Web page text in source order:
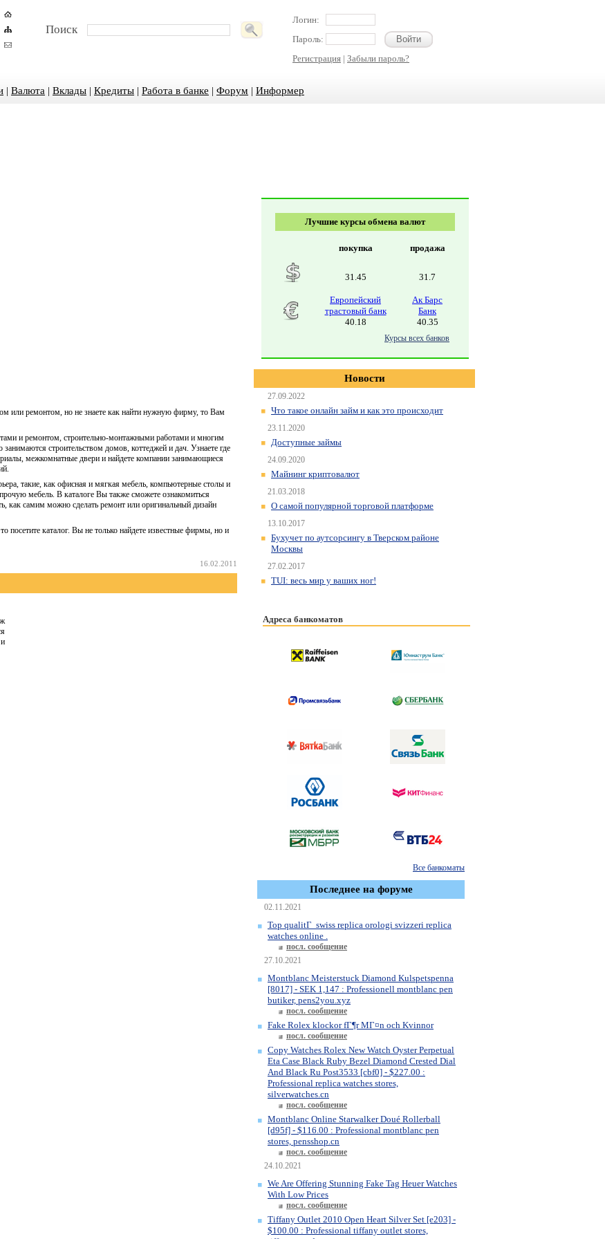
Поиск
Логин:
Пароль:
Регистрация | Забыли пароль?
| Валюта | Вклады | Кредиты | Работа в банке | Форум | Информер
или ремонтом, но не знаете как найти нужную фирму, то Вам
и ремонтом, строительно-монтажными работами и многим
строительством домов, коттеджей и дач. Узнаете где
межкомнатные двери и найдете компании занимающиеся
такие, как офисная и мягкая мебель, компьютерные столы и
мебель. В каталоге Вы также сможете ознакомиться
как самим можно сделать ремонт или оригинальный дизайн
посетите каталог. Вы не только найдете известные фирмы, но и
16.02.2011
Лучшие курсы обмена валют
покупка продажа
31.45 31.7
Европейский
трастовый банк
40.18
Ак Барс
Банк
40.35
Курсы всех банков
Новости
27.09.2022
Что такое онлайн займ и как это происходит
23.11.2020
Доступные займы
24.09.2020
Майнинг криптовалют
21.03.2018
О самой популярной торговой платформе
13.10.2017
Бухучет по аутсорсингу в Тверском районе
Москвы
27.02.2017
TUI: весь мир у ваших ног!
Адреса банкоматов
Все банкоматы
Последнее на форуме
02.11.2021
Top qualitГ swiss replica orologi svizzeri replica
watches online .
посл. сообщение
27.10.2021
Montblanc Meisterstuck Diamond Kulspetspenna
[8017] - SEK 1,147 : Professionell montblanc pen
butiker, pens2you.xyz
посл. сообщение
Fake Rolex klockor fГ¶r MГ¤n och Kvinnor
посл. сообщение
Copy Watches Rolex New Watch Oyster Perpetual
Eta Case Black Ruby Bezel Diamond Crested Dial
And Black Ru Post3533 [cbf0] - $227.00 :
Professional replica watches stores,
silverwatches.cn
посл. сообщение
Montblanc Online Starwalker Doué Rollerball
[d95f] - $116.00 : Professional montblanc pen
stores, pensshop.cn
посл. сообщение
24.10.2021
We Are Offering Stunning Fake Tag Heuer Watches
With Low Prices
посл. сообщение
Tiffany Outlet 2010 Open Heart Silver Set [e203] -
$100.00 : Professional tiffany outlet stores,